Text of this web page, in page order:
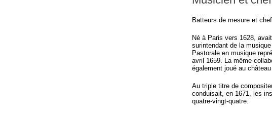
Batteurs de mesure et
Né à Paris vers 1628,
surintendant de la
Pastorale en musique
avril 1659. La même
également joué au château
Au triple titre de
conduisait, en 1671, les
quatre-vingt-quatre.